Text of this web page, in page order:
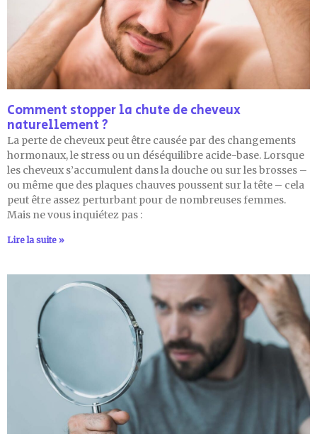
Comment stopper la chute de cheveux
naturellement ?
La perte de cheveux peut être causée par des changements
hormonaux, le stress ou un déséquilibre acide-base. Lorsque
les cheveux s’accumulent dans la douche ou sur les brosses –
ou même que des plaques chauves poussent sur la tête – cela
peut être assez perturbant pour de nombreuses femmes.
Mais ne vous inquiétez pas :
Lire la suite »